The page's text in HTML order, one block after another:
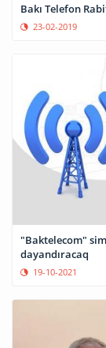
Bakı Telefon
23-02-2019
"Baktelecom"
dayandıracaq
19-10-2021